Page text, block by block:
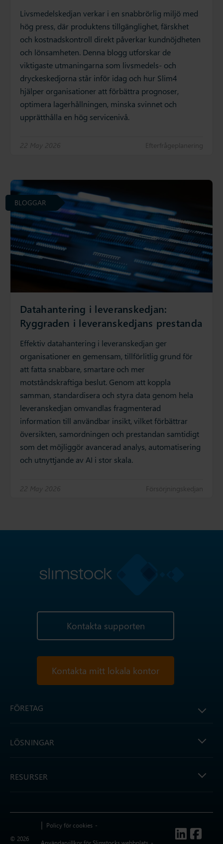
Livsmedelskedjan verkar i en snabbrörlig miljö med
hög press, där produktens tillgänglighet, färskhet
och kostnadskontroll direkt påverkar kundnöjdheten
och lönsamheten. Denna blogg utforskar de
viktigaste utmaningarna som livsmedels- och
dryckeskedjorna står inför idag och hur Slim4
hjälper organisationer att förbättra prognoser,
optimera lagerhållningen, minska svinnet och
upprätthålla en hög servicenivå.
22 May 2026 Efterfrågeplanering
Datahantering i leveranskedjan:
Ryggraden i leveranskedjans prestanda
Effektiv datahantering i leveranskedjan ger
organisationer en gemensam, tillförlitlig grund för
att fatta snabbare, smartare och mer
motståndskraftiga beslut. Genom att koppla
samman, standardisera och styra data genom hela
leveranskedjan omvandlas fragmenterad
information till användbar insikt, vilket förbättrar
översikten, samordningen och prestandan samtidigt
som det möjliggör avancerad analys, automatisering
och utnyttjande av AI i stor skala.
22 May 2026 Försörjningskedjan
BLOGGAR
Kontakta supporten
Kontakta mitt lokala kontor
FÖRETAG
LÖSNINGAR
RESURSER
© 2026
Policy för cookies Follow us